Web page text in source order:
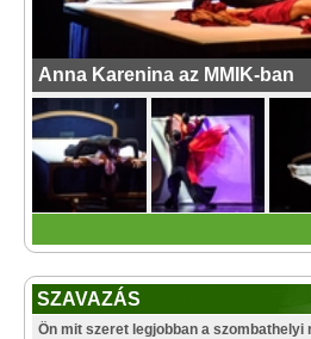
Anna Karenina az MMIK-ban
SZAVAZÁS
Ön mit szeret legjobban a szombathelyi